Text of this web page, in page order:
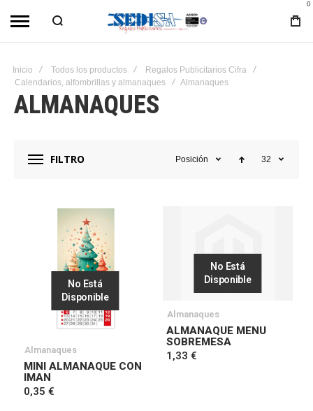
0
Inicio Todos los productos
Regalos Publicitarios Cifra
Calendarios, alfombrillas y almanaques
Almanaques
ALMANAQUES
FILTRO Posición 32
No Está
Disponible
Almanaques
MINI ALMANAQUE CON
IMAN
0,35 €
No Está
Disponible
Almanaques
ALMANAQUE MENU
SOBREMESA
1,33 €